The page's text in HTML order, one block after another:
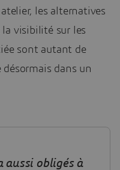
les alternatives
visibilité sur les
sont autant de
désormais dans un
aussi obligés à